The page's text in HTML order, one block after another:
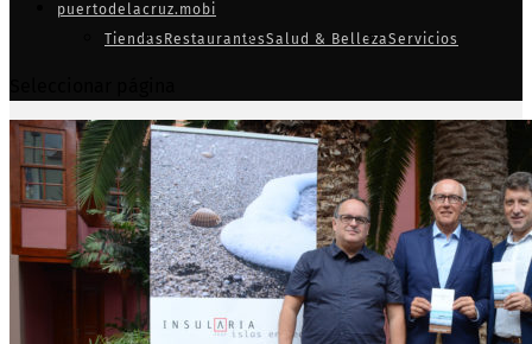
puertodelacruz.mobi
Tiendas RestaurantesSalud & BellezaServicios